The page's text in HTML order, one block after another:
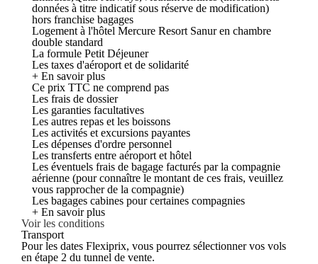
données à titre indicatif sous réserve de modification)
hors franchise bagages
Logement à l'hôtel Mercure Resort Sanur en chambre
double standard
La formule Petit Déjeuner
Les taxes d'aéroport et de solidarité
+ En savoir plus
Ce prix TTC ne comprend pas
Les frais de dossier
Les garanties facultatives
Les autres repas et les boissons
Les activités et excursions payantes
Les dépenses d'ordre personnel
Les transferts entre aéroport et hôtel
Les éventuels frais de bagage facturés par la compagnie
aérienne (pour connaître le montant de ces frais, veuillez
vous rapprocher de la compagnie)
Les bagages cabines pour certaines compagnies
+ En savoir plus
Voir les conditions
Transport
Pour les dates Flexiprix, vous pourrez sélectionner vos vols
en étape 2 du tunnel de vente.